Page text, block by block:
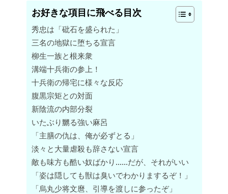
お好きな項目に飛べる目次
秀忠は「砒石を盛られた」
三名の地獄に堕ちる宣言
柳生一族と根来衆
溝端十兵衛の参上！
十兵衛の帰宅に様々な反応
腹黒宗矩との対面
新陰流の内部分裂
いたぶり嬲る強い麻呂
「主膳の仇は、俺が必ずとる」
淡々と大量虐殺も辞さない宣言
敵も味方も酷い奴ばかり……だが、それがいい
「姿は隠しても獣は臭いでわかりまするぞ！」
「烏丸少将文麿、引導を渡しに参ったぞ」